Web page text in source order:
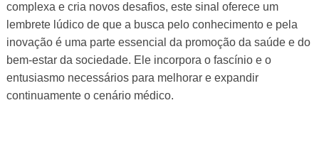
complexa e cria novos desafios, este sinal oferece um
lembrete lúdico de que a busca pelo conhecimento e pela
inovação é uma parte essencial da promoção da saúde e do
bem-estar da sociedade. Ele incorpora o fascínio e o
entusiasmo necessários para melhorar e expandir
continuamente o cenário médico.